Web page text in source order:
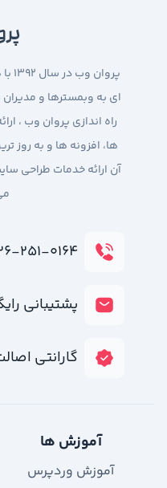
ای به وبمسترها و
راه اندازی پروان وب ،
ها، افزونه ها و به روز
آن ارائه خدمات طراحی
۰۹۳۶-۲۵۱-۰۱۶۴
پشتیبانی
گارانتی
آموزش ها
آموزش وردپرس